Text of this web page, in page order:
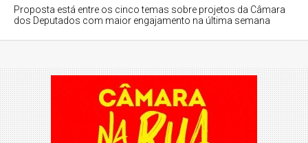
Proposta está entre os cinco temas sobre projetos da Câmara
dos Deputados com maior engajamento na última semana